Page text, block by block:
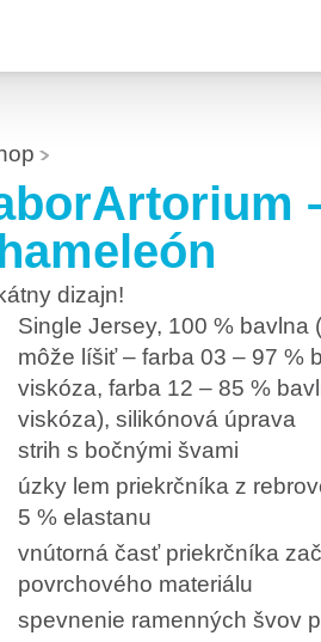
dizajn!
Single Jersey, 100 % bavlna
môže líšiť – farba 03 – 97 %
viskóza, farba 12 – 85 %
viskóza), silikónová úprava
strih s bočnými švami
úzky lem priekrčníka z
5 % elastanu
vnútorná časť priekrčníka
povrchového materiálu
spevnenie ramenných švov